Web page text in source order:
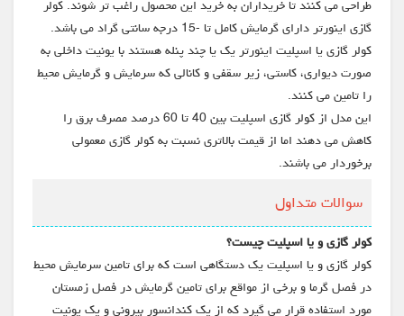
طراحی می کنند تا خریداران به خرید این محصول راغب تر شوند. کولر
گازی اینورتر دارای گرمایش کامل تا -15 درجه سانتی گراد می باشد.
کولر گازی یا اسپلیت اینورتر یک یا چند پنله هستند با یونیت داخلی به
صورت دیواری، کاستی، زیر سقفی و کانالی که سرمایش و گرمایش محیط
را تامین می کنند.
این مدل از کولر گازی اسپلیت بین 40 تا 60 درصد مصرف برق را
کاهش می دهند اما از قیمت بالاتری نسبت به کولر گازی معمولی
برخوردار می باشند.
سوالات متداول
کولر گازی و یا اسپلیت چیست؟
کولر گازی و یا اسپلیت یک دستگاهی است که برای تامین سرمایش محیط
در فصل گرما و برخی از مواقع برای تامین گرمایش در فصل زمستان
مورد استفاده قرار می گیرد که از یک کندانسور بیرونی و یک یونیت